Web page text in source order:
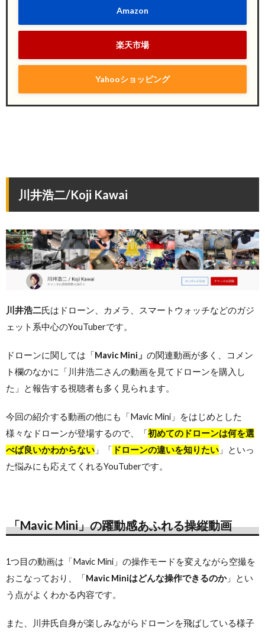
Amazon
楽天市場
Yahooショッピング
川井浩二/Koji Kawai
川井浩二氏はドローン、カメラ、スマートウォッチなどのガジ
ェット系中心のYouTuberです。
ドローンに関しては「Mavic Mini」 の関連動画が多く、コメン
ト欄のなかに「川井浩二さんの動画を見てドローンを購入し
た」と報告する視聴者も多く見られます。
今回の紹介する動画の他にも「Mavic Mini」をはじめとした
様々なドローンが登場するので、「初めてのドローンは何を選
べば良いかわからない 」「 ドローンの違いを知りたい 」といっ
た悩みにも応えてくれるYouTuberです。
「Mavic Mini」の躍動感あふれる操縦動画
1つ目の動画は「Mavic Mini」の操作モードを変えながら空撮を
おこなっており、「Mavic Miniはどんな操作できるのか」とい
う点がよくわかる内容です。
また、川井氏自身が楽しみながらドローンを飛ばしている様子